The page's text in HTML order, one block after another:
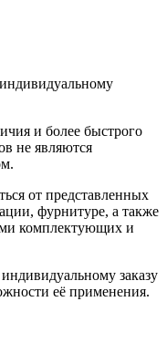
и более быстрого
не являются
от представленных
фурнитуре, а также
комплектующих и
заказу
её применения.